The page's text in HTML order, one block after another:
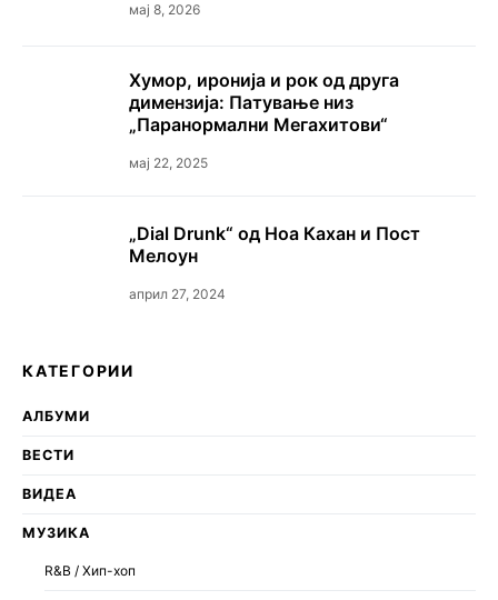
мај 8, 2026
Хумор, иронија и рок од друга
димензија: Патување низ
„Паранормални Мегахитови“
мај 22, 2025
„Dial Drunk“ од Ноа Кахан и Пост
Мелоун
април 27, 2024
КАТЕГОРИИ
АЛБУМИ
ВЕСТИ
ВИДЕА
МУЗИКА
R&B / Хип-хоп